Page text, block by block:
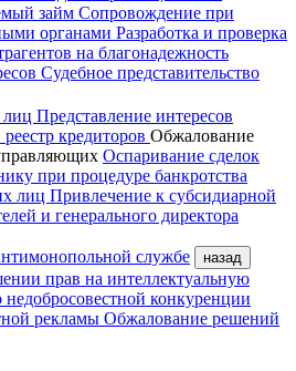
займ Сопровождение при
органами Разработка и проверка
на благонадежность
Судебное представительство
лиц Представление интересов
кредиторов Обжалование
Оспаривание сделок
при процедуре банкротства
лиц Привлечение к субсидиарной
и генерального директора
службе
назад
прав на интеллектуальную
конкуренции
рекламы Обжалование решений